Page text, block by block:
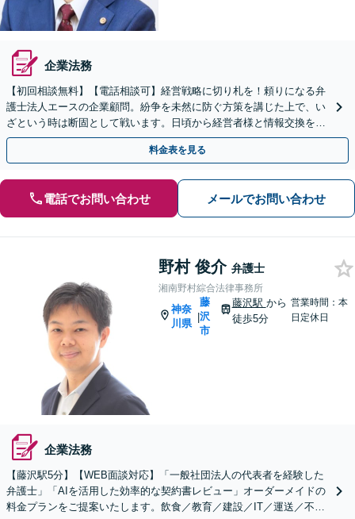
企業法務
【初回相談無料】【電話相談可】経営戦略に切り札を！頼りになる弁
護士法人エースの企業顧問。紛争を未然に防ぐ方策を講じた上で、い
ざという時は断固として戦います。日頃から経営者様と情報交換を密
に行い、信頼関係を構築します。安心してお任せください。
料金表を見る
電話でお問い合わせ メールでお問い合わせ
野村 俊介 弁護士
湘南野村綜合法律事務所
神奈
川県
|
藤
沢
市
藤沢駅 から
徒歩5分
営業時間：本
日定休日
企業法務
【藤沢駅5分】【WEB面談対応】「一般社団法人の代表者を経験した
弁護士」「AIを活用した効率的な契約書レビュー」オーダーメイドの
料金プランをご提案いたします。飲食／教育／建設／IT／運送／不動